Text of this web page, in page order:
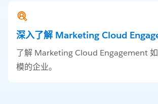
深入了解 Marketing Cloud
了解 Marketing Cloud Engagement
模的企业。